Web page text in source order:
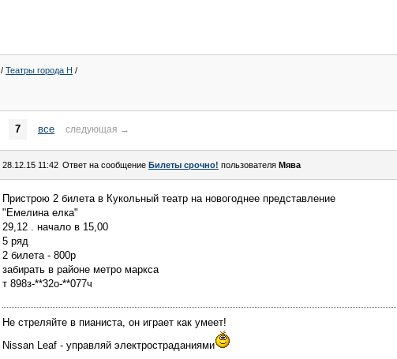
/ Театры города Н /
7 все следующая →
28.12.15 11:42 Ответ на сообщение Билеты срочно! пользователя Мява
Пристрою 2 билета в Кукольный театр на новогоднее представление
"Емелина елка"
29,12 . начало в 15,00
5 ряд
2 билета - 800р
забирать в районе метро маркса
т 898з-**32о-**077ч
Не стреляйте в пианиста, он играет как умеет!
Nissan Leaf - управляй электростраданиями